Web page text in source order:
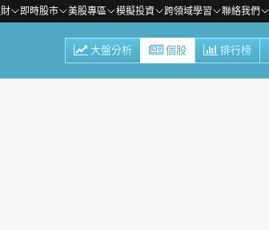
即時股市 美股專區 模擬投資 跨領域學習 聯絡我們
大盤分析 個股 排行榜